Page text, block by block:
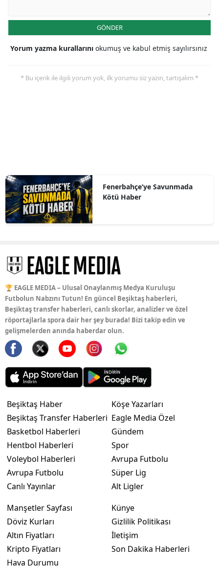
GÖNDER
Yorum yazma kurallarını okumuş ve kabul etmiş sayılırsınız
* Bu içerik ile ilgili yorum yok, ilk yorumu siz yazın, tartışalım *
Fenerbahçe’ye Savunmada
Kötü Haber
🏆 EAGLE MEDIA – Ulusal Onaylanmış Medya Kuruluşu
Futbolun Nabzını Tutun! En güncel Beşiktaş haberleri,
Beşiktaş transfer haberleri, canlı skorlar, analizler ve özel
röportajlarla spora dair her şey burada! Bizi takip edin ve
gelişmelerden anında haberdar olun.
Beşiktaş Haber
Beşiktaş Transfer Haberleri
Basketbol Haberleri
Hentbol Haberleri
Voleybol Haberleri
Avrupa Futbolu
Canlı Yayınlar
Köşe Yazarları
Eagle Media Özel
Gündem
Spor
Avrupa Futbolu
Süper Lig
Alt Ligler
Manşetler Sayfası
Döviz Kurları
Altın Fiyatları
Kripto Fiyatları
Hava Durumu
Künye
Gizlilik Politikası
İletişim
Son Dakika Haberleri